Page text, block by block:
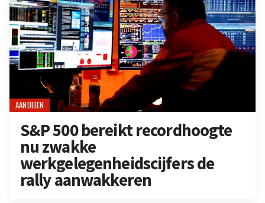
AANDELEN
S&P 500 bereikt recordhoogte
nu zwakke
werkgelegenheidscijfers de
rally aanwakkeren